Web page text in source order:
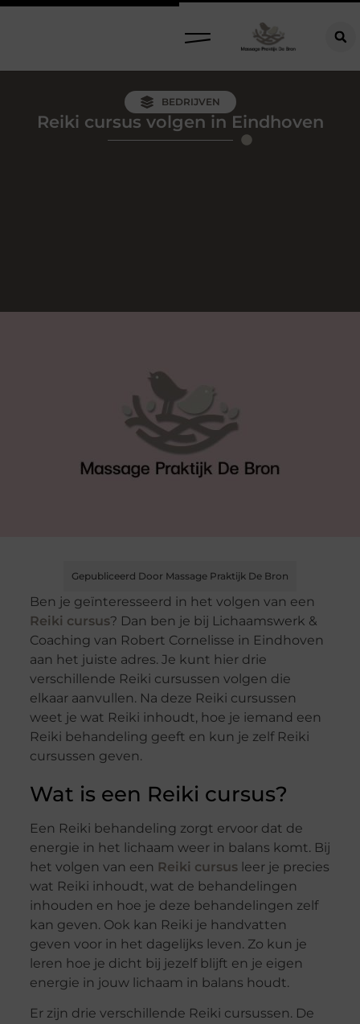
BEDRIJVEN
Reiki cursus volgen in Eindhoven
Gepubliceerd Door Massage Praktijk De Bron
Ben je geïnteresseerd in het volgen van een
Reiki cursus? Dan ben je bij Lichaamswerk &
Coaching van Robert Cornelisse in Eindhoven
aan het juiste adres. Je kunt hier drie
verschillende Reiki cursussen volgen die
elkaar aanvullen. Na deze Reiki cursussen
weet je wat Reiki inhoudt, hoe je iemand een
Reiki behandeling geeft en kun je zelf Reiki
cursussen geven.
Wat is een Reiki cursus?
Een Reiki behandeling zorgt ervoor dat de
energie in het lichaam weer in balans komt. Bij
het volgen van een Reiki cursusleer je precies
wat Reiki inhoudt, wat de behandelingen
inhouden en hoe je deze behandelingen zelf
kan geven. Ook kan Reiki je handvatten
geven voor in het dagelijks leven. Zo kun je
leren hoe je dicht bij jezelf blijft en je eigen
energie in jouw lichaam in balans houdt.
Er zijn drie verschillende Reiki cursussen. De